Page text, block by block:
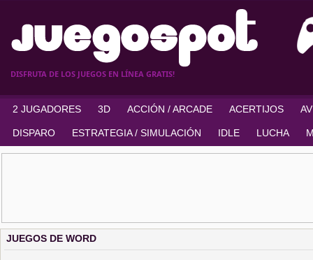
DISFRUTA DE LOS JUEGOS EN LÍNEA GRATIS!
2 JUGADORES 3D ACCIÓN / ARCADE ACERTIJOS
DISPARO ESTRATEGIA / SIMULACIÓN IDLE LUCHA
JUEGOS DE WORD